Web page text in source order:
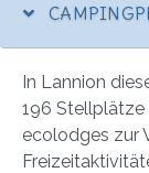
In Lannion
196
ecolodges zur